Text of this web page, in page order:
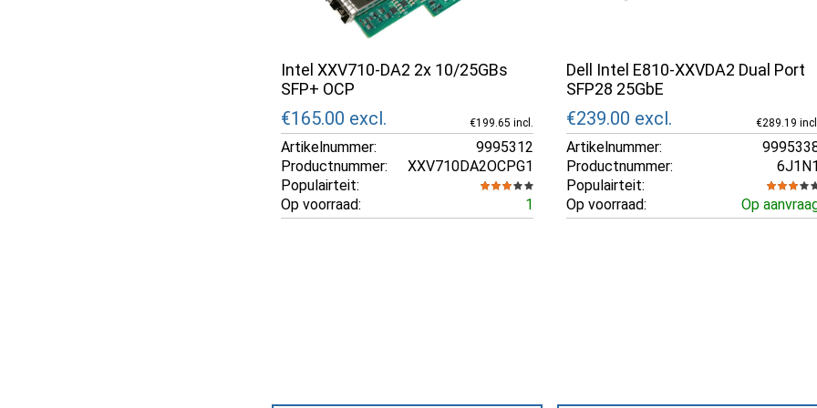
Intel XXV710-DA2 2x 10/25GBs
SFP+ OCP
€165.00 excl. €199.65 incl.
Artikelnummer:
9995312
Productnummer:
XXV710DA2OCPG1
Populairteit:
Op voorraad:
1
Dell Intel E810-XXVDA2 Dual Port
SFP28 25GbE
€239.00 excl. €289.19
Artikelnummer:
Productnummer:
6J1N1
Populairteit:
Op voorraad:
Op